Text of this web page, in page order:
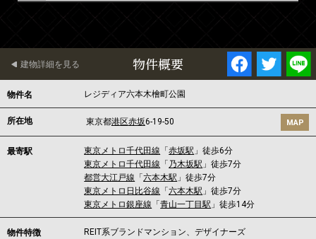
物件概要
建物詳細を見る
物件名 レジディア六本木檜町公園
所在地 東京都港区赤坂6-19-50 MAP
最寄駅 東京メトロ千代田線 「赤坂駅 」徒歩6分
東京メトロ千代田線 「 乃木坂駅 」徒歩7分
都営大江戸線 「六本木駅 」徒歩7分
東京メトロ日比谷線 「六本木駅 」徒歩7分
東京メトロ銀座線 「青山一丁目駅 」徒歩14分
物件特徴 REIT系ブランドマンション、デザイナーズ